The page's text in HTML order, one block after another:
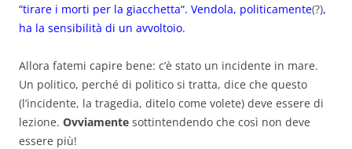
“tirare i morti per la giacchetta“. Vendola, politicamente(?),
ha la sensibilità di un avvoltoio.
Allora fatemi capire bene: c’è stato un incidente in mare.
Un politico, perché di politico si tratta, dice che questo
(l’incidente, la tragedia, ditelo come volete) deve essere di
lezione. Ovviamente sottintendendo che così non deve
essere più!